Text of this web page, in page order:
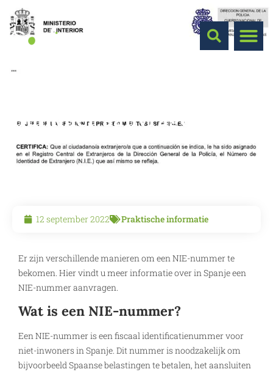
nummer aanvragen?
12 september 2022 Praktische informatie
Er zijn verschillende manieren om een NIE-nummer te
bekomen. Hier vindt u meer informatie over in Spanje een
NIE-nummer aanvragen.
Wat is een NIE-nummer?
Een NIE-nummer is een fiscaal identificatienummer voor
niet-inwoners in Spanje. Dit nummer is noodzakelijk om
bijvoorbeeld Spaanse belastingen te betalen, het aansluiten